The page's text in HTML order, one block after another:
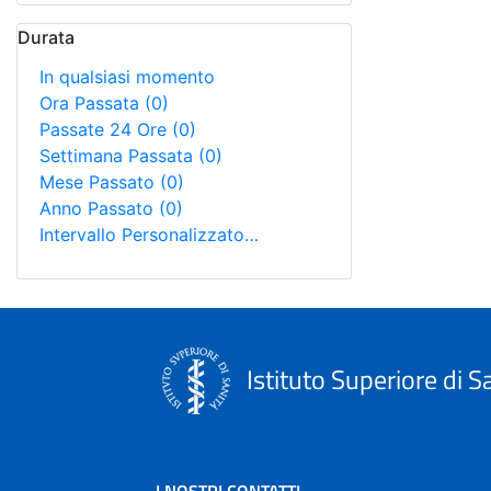
Durata
In qualsiasi momento
Ora Passata (0)
Passate 24 Ore (0)
Settimana Passata (0)
Mese Passato (0)
Anno Passato (0)
Intervallo Personalizzato…
Istituto Superiore di